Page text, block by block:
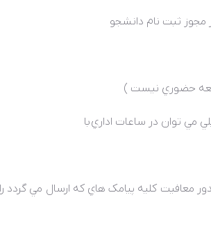
مجوز ثبت نام دانشجو
حضوري نيست )
مي توان در ساعات اداريبا
معافيت کليه پيامک هاي که ارسال مي گردد را